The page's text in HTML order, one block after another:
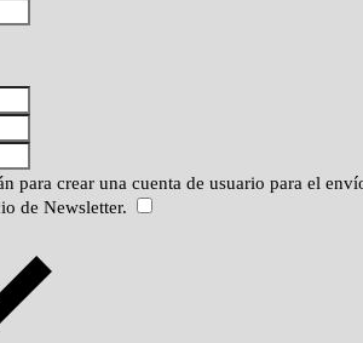
para crear una cuenta de usuario para el
de Newsletter.